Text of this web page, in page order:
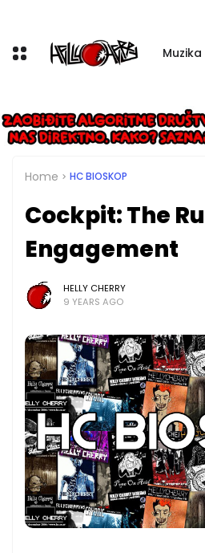
Muzika
Home HC BIOSKOP
Cockpit: The
Engagement
HELLY CHERRY
9 YEARS AGO